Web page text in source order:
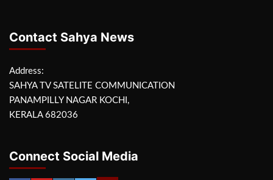
Contact Sahya News
Address:
SAHYA TV SATELITE COMMUNICATION
PANAMPILLY NAGAR KOCHI,
KERALA 682036
Connect Social Media